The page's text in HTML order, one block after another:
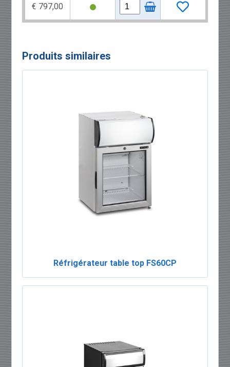
€ 797,00
Produits similaires
Réfrigérateur table top FS60CP